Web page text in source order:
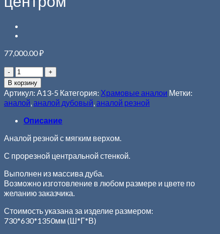
77,000.00₽
В корзину
Артикул: А13-5 Категория: Храмовые аналои Метки:
аналой,аналой дубовый,аналой резной
Описание
Аналой резной с мягким верхом.
С прорезной центральной стенкой.
Выполнен из массива дуба.
Возможно изготовление в любом размере и цвете по
желанию заказчика.
Стоимость указана за изделие размером:
730*630*1350мм (Ш*Г*В)